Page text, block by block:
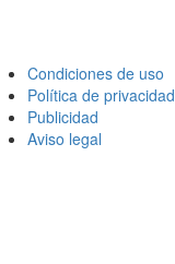
Condiciones de uso
Política de privacidad
Publicidad
Aviso legal